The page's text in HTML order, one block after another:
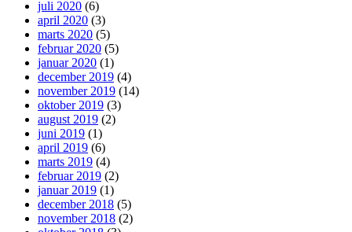
juli 2020 (6)
april 2020 (3)
marts 2020 (5)
februar 2020 (5)
januar 2020 (1)
december 2019 (4)
november 2019 (14)
oktober 2019 (3)
august 2019 (2)
juni 2019 (1)
april 2019 (6)
marts 2019 (4)
februar 2019 (2)
januar 2019 (1)
december 2018 (5)
november 2018 (2)